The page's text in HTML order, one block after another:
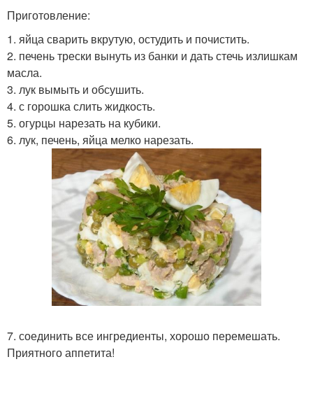
Приготовление:
1. яйца сварить вкрутую, остудить и почистить.
2. печень трески вынуть из банки и дать стечь излишкам
масла.
3. лук вымыть и обсушить.
4. с горошка слить жидкость.
5. огурцы нарезать на кубики.
6. лук, печень, яйца мелко нарезать.
7. соединить все ингредиенты, хорошо перемешать.
Приятного аппетита!